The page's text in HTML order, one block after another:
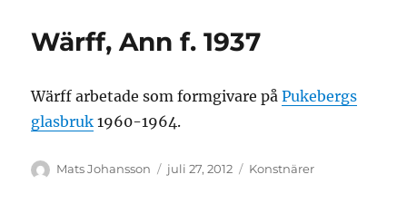
Wärff, Ann f. 1937
Wärff arbetade som formgivare påPukebergs
glasbruk 1960-1964.
Författare
Mats Johansson
Publicerat
juli 27, 2012 Kategorier
Konstnärer